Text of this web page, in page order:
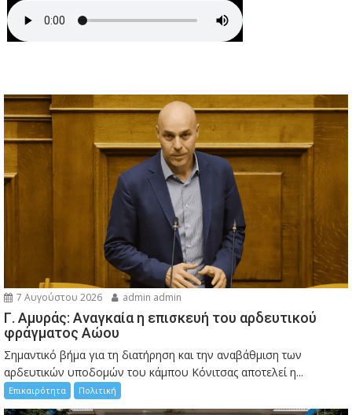
7 Αυγούστου 2026 admin admin
Γ. Αμυράς: Αναγκαία η επισκευή του αρδευτικού
φράγματος Αώου
Σημαντικό βήμα για τη διατήρηση και την αναβάθμιση των
αρδευτικών υποδομών του κάμπου Κόνιτσας αποτελεί η...
Επικαιρότητα Πολιτική